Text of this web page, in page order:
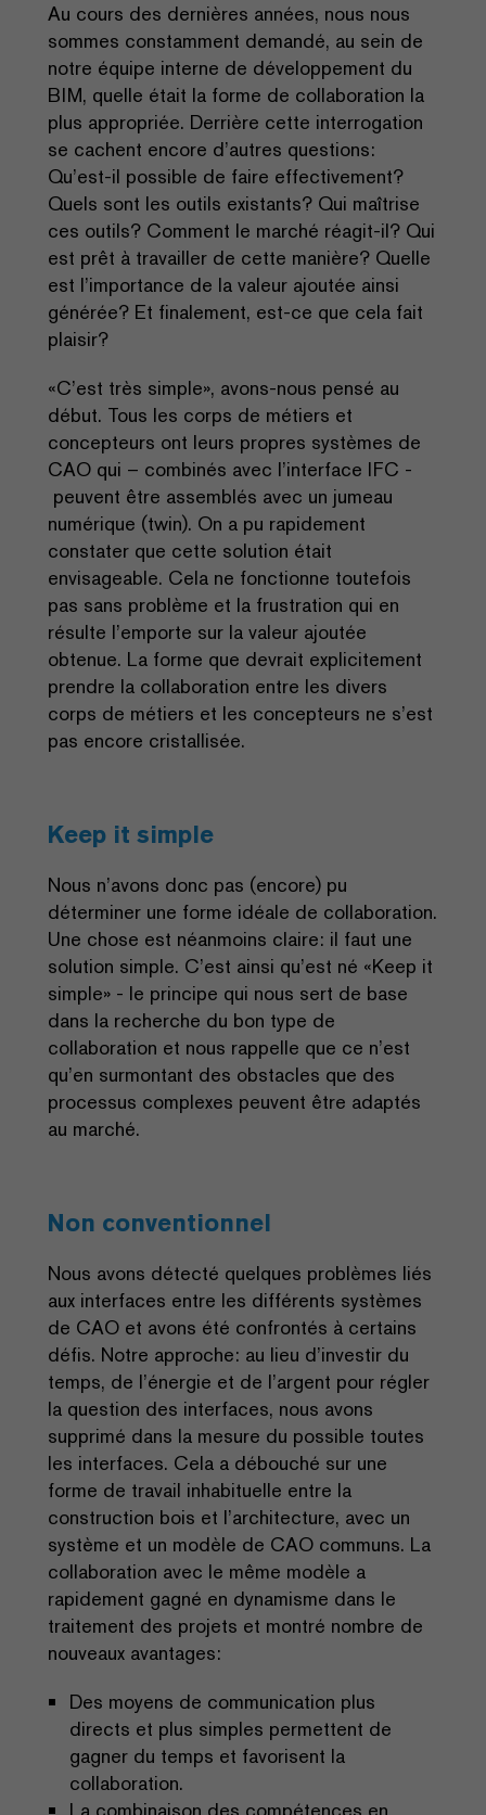
Au cours des dernières années, nous nous
sommes constamment demandé, au sein de
notre équipe interne de développement du
BIM, quelle était la forme de collaboration la
plus appropriée. Derrière cette interrogation
se cachent encore d’autres questions:
Qu’est-il possible de faire effectivement?
Quels sont les outils existants? Qui maîtrise
ces outils? Comment le marché réagit-il? Qui
est prêt à travailler de cette manière? Quelle
est l’importance de la valeur ajoutée ainsi
générée? Et finalement, est-ce que cela fait
plaisir?
«C’est très simple», avons-nous pensé au
début. Tous les corps de métiers et
concepteurs ont leurs propres systèmes de
CAO qui – combinés avec l’interface IFC -
peuvent être assemblés avec un jumeau
numérique (twin). On a pu rapidement
constater que cette solution était
envisageable. Cela ne fonctionne toutefois
pas sans problème et la frustration qui en
résulte l’emporte sur la valeur ajoutée
obtenue. La forme que devrait explicitement
prendre la collaboration entre les divers
corps de métiers et les concepteurs ne s’est
pas encore cristallisée.
Keep it simple
Nous n’avons donc pas (encore) pu
déterminer une forme idéale de collaboration.
Une chose est néanmoins claire: il faut une
solution simple. C’est ainsi qu’est né «Keep it
simple» - le principe qui nous sert de base
dans la recherche du bon type de
collaboration et nous rappelle que ce n’est
qu’en surmontant des obstacles que des
processus complexes peuvent être adaptés
au marché.
Non conventionnel
Nous avons détecté quelques problèmes liés
aux interfaces entre les différents systèmes
de CAO et avons été confrontés à certains
défis. Notre approche: au lieu d’investir du
temps, de l’énergie et de l’argent pour régler
la question des interfaces, nous avons
supprimé dans la mesure du possible toutes
les interfaces. Cela a débouché sur une
forme de travail inhabituelle entre la
construction bois et l’architecture, avec un
système et un modèle de CAO communs. La
collaboration avec le même modèle a
rapidement gagné en dynamisme dans le
traitement des projets et montré nombre de
nouveaux avantages:
Des moyens de communication plus
directs et plus simples permettent de
gagner du temps et favorisent la
collaboration.